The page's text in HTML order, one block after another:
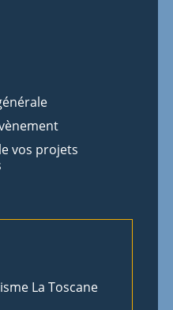
vos projets
La Toscane